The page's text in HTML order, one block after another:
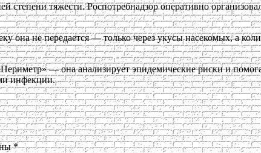
степени тяжести. Роспотребнадзор оперативно
она не передается — только через укусы насекомых, а
— она анализирует эпидемические риски и
инфекции.
*